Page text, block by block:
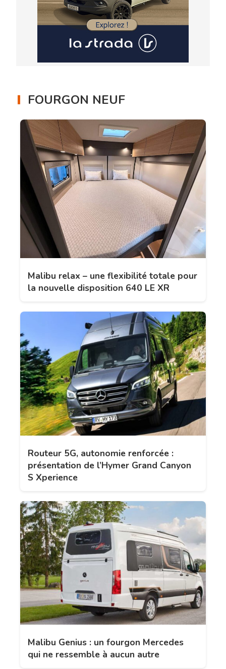
FOURGON NEUF
Malibu relax – une flexibilité totale pour
la nouvelle disposition 640 LE XR
Routeur 5G, autonomie renforcée :
présentation de l’Hymer Grand Canyon
S Xperience
Malibu Genius : un fourgon Mercedes
qui ne ressemble à aucun autre